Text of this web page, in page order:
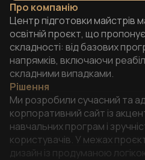
Про компанію
Центр підготовки майстрів
освітній проєкт, що
складності: від базових
напрямків, включаючи
складними випадками.
Рішення
Ми розробили сучасний та
корпоративний сайт із
навчальних програм і
користувачів. У межах
дизайн із продуманою